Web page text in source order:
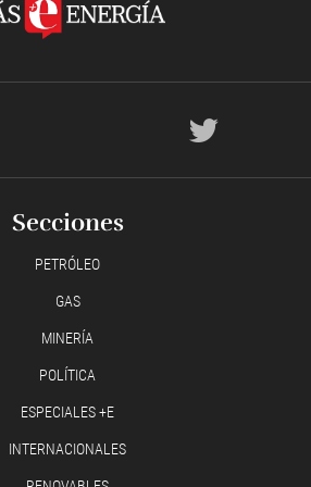
Secciones
PETRÓLEO
GAS
MINERÍA
POLÍTICA
ESPECIALES +E
INTERNACIONALES